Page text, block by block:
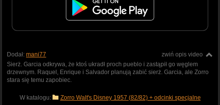
zwiń opis video
Dodał: mani77
Sierż. Garcia odkrywa, że ​​ktoś ukradł proch pueblo i zastąpił go węglem
drzewnym. Raquel, Enrique i Salvador planują zabić sierż. Garcia, ale Zorro
stara się temu zapobiec.
W katalogu: Zorro Walt's Disney 1957 (82/82) + odcinki specjalne